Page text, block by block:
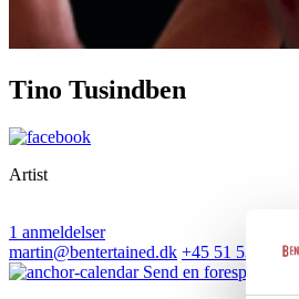
Tino Tusindben
Artist
1 anmeldelser
martin@bentertained.dk +45 51 53 91 53
Send en forespørgsel